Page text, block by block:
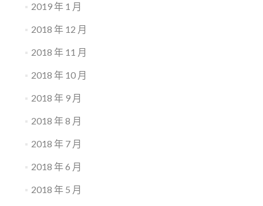
2019 年 1 月
2018 年 12 月
2018 年 11 月
2018 年 10 月
2018 年 9 月
2018 年 8 月
2018 年 7 月
2018 年 6 月
2018 年 5 月